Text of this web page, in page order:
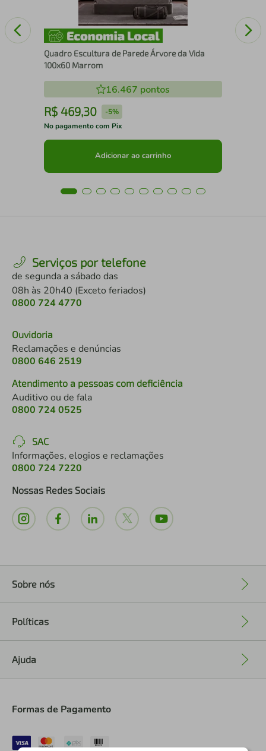
Quadro Escultura de Parede Árvore da Vida
100x60 Marrom
16.467 pontos
R$ 469,30 -5%
No pagamento com Pix
Adicionar ao carrinho
Serviços por telefone
de segunda a sábado das
08h às 20h40 (Exceto feriados)
0800 724 4770
Ouvidoria
Reclamações e denúncias
0800 646 2519
Atendimento a pessoas com deficiência
Auditivo ou de fala
0800 724 0525
SAC
Informações, elogios e reclamações
0800 724 7220
Nossas Redes Sociais
Sobre nós
Políticas
Ajuda
Formas de Pagamento